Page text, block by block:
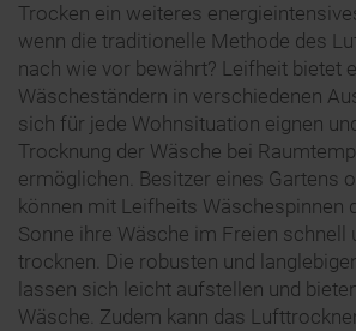
Trocken ein weiteres
wenn die traditionelle Methode des
nach wie vor bewährt? Leifheit bietet
Wäscheständern in verschiedenen
sich für jede Wohnsituation eignen
Trocknung der Wäsche bei
ermöglichen. Besitzer eines Gartens
können mit Leifheits Wäschespinnen
Sonne ihre Wäsche im Freien schnell
trocknen. Die robusten und
lassen sich leicht aufstellen und
Wäsche. Zudem kann das